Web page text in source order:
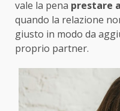
vale la pena prestare
quando la relazione
giusto in modo da
proprio partner.